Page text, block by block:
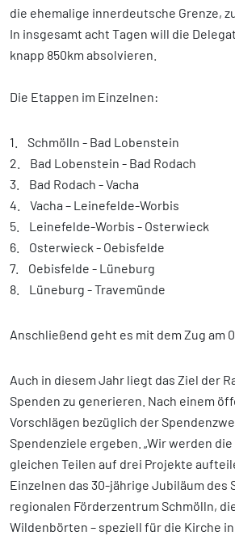
die ehemalige innerdeutsche Grenze,
In insgesamt acht Tagen will die
knapp 850km absolvieren.
Die Etappen im Einzelnen:
1. Schmölln - Bad Lobenstein
2. Bad Lobenstein - Bad Rodach
3. Bad Rodach - Vacha
4. Vacha – Leinefelde-Worbis
5. Leinefelde-Worbis - Osterwieck
6. Osterwieck - Oebisfelde
7. Oebisfelde - Lüneburg
8. Lüneburg - Travemünde
Anschließend geht es mit dem Zug am
Auch in diesem Jahr liegt das Ziel der
Spenden zu generieren. Nach einem
Vorschlägen bezüglich der
Spendenziele ergeben. „Wir werden die
gleichen Teilen auf drei Projekte
Einzelnen das 30-jährige Jubiläum des
regionalen Förderzentrum Schmölln,
Wildenbörten – speziell für die Kirche